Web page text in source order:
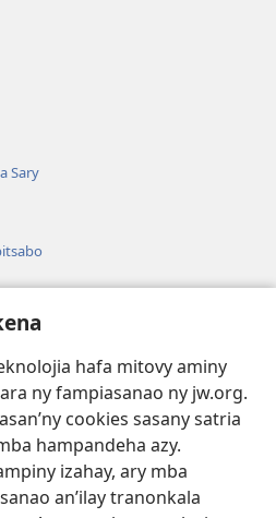
hafa mitovy aminy
ny fampiasanao ny jw.org.
cookies sasany satria
hampandeha azy.
izahay, ary mba
an’ilay tranonkala
Sary
Vavolombelon’i Jehovah